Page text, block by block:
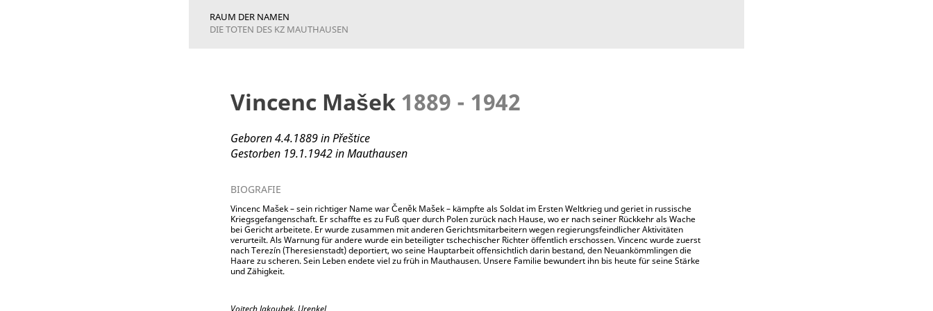
RAUM DER NAMEN
DIE TOTEN DES KZ MAUTHAUSEN
Vincenc Mašek 1889 - 1942
Geboren 4.4.1889 in Přeštice
Gestorben 19.1.1942 in Mauthausen
BIOGRAFIE
Vincenc Mašek – sein richtiger Name war Čeněk Mašek – kämpfte als Soldat im Ersten Weltkrieg und geriet in russische
Kriegsgefangenschaft. Er schaffte es zu Fuß quer durch Polen zurück nach Hause, wo er nach seiner Rückkehr als Wache
bei Gericht arbeitete. Er wurde zusammen mit anderen Gerichtsmitarbeitern wegen regierungsfeindlicher Aktivitäten
verurteilt. Als Warnung für andere wurde ein beteiligter tschechischer Richter öffentlich erschossen. Vincenc wurde zuerst
nach Terezín (Theresienstadt) deportiert, wo seine Hauptarbeit offensichtlich darin bestand, den Neuankömmlingen die
Haare zu scheren. Sein Leben endete viel zu früh in Mauthausen. Unsere Familie bewundert ihn bis heute für seine Stärke
und Zähigkeit.
Vojtech Jakoubek, Urenkel